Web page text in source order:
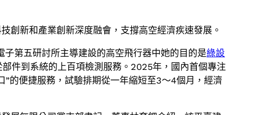
創新和產業創新深度融會，支撐高空經濟疾速發展。
第五研討所主導建設的高空飛行器中她的目的是綠設
件到系統的上百項檢測服務。2025年，國內首個專注
的便捷服務，試驗排期從一年縮短至3～4個月，經濟